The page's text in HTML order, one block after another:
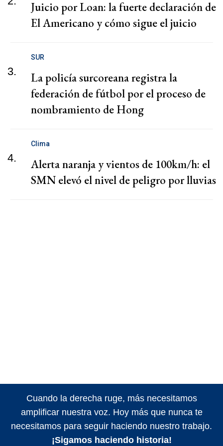
Juicio por Loan: la fuerte declaración de
El Americano y cómo sigue el juicio
3.
SUR
La policía surcoreana registra la
federación de fútbol por el proceso de
nombramiento de Hong
4.
Clima
Alerta naranja y vientos de 100km/h: el
SMN elevó el nivel de peligro por lluvias
Cuando la derecha ruge, más necesitamos
amplificar nuestra voz. Hoy más que nunca te
necesitamos para seguir haciendo nuestro trabajo.
¡Sigamos haciendo historia!